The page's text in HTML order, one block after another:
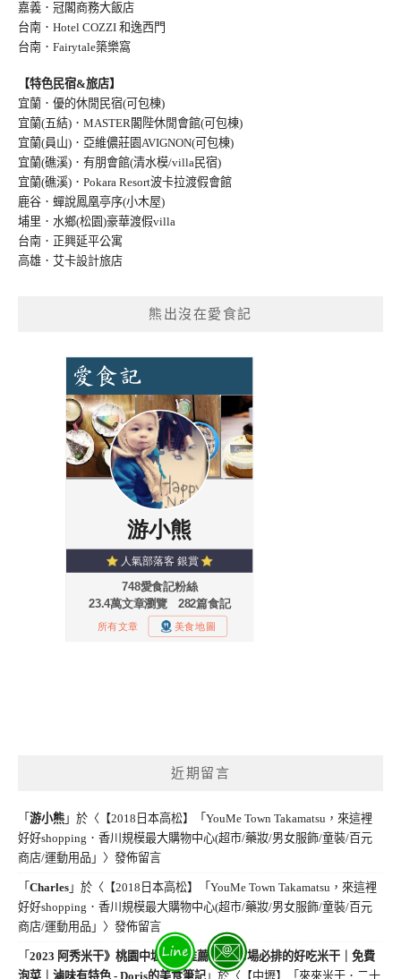
嘉義．冠閣商務大飯店
台南．Hotel COZZI 和逸西門
台南．Fairytale築樂窩
【特色民宿&旅店】
宜蘭．優的休閒民宿(可包棟)
宜蘭(五結)．MASTER閣陛休閒會館(可包棟)
宜蘭(員山)．亞維儂莊園AVIGNON(可包棟)
宜蘭(礁溪)．有朋會館(清水模/villa民宿)
宜蘭(礁溪)．Pokara Resort波卡拉渡假會館
鹿谷．蟬說鳳凰亭序(小木屋)
埔里．水鄉(松園)豪華渡假villa
台南．正興延平公寓
高雄．艾卡設計旅店
熊出沒在愛食記
近期留言
「 游小熊 」於〈 【2018日本高松】「YouMe Town Takamatsu，來這裡
好好shopping．香川規模最大購物中心(超市/藥妝/男女服飾/童裝/百元
商店/運動用品」 〉發佈留言
「 Charles 」於〈 【2018日本高松】「YouMe Town Takamatsu，來這裡
好好shopping．香川規模最大購物中心(超市/藥妝/男女服飾/童裝/百元
商店/運動用品」 〉發佈留言
「 2023 阿秀米干》桃園中壢美食推薦-忠貞市場必排的好吃米干｜免費
泡菜｜滷味有特色 - Doris的美食筆記 」於〈 【中壢】「來來米干．二十